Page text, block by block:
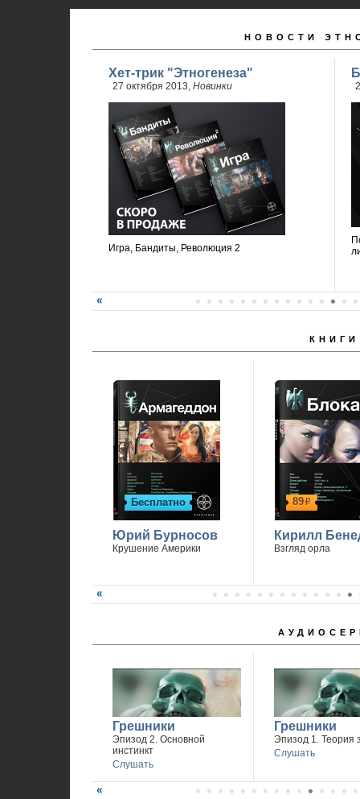
НОВОСТИ
Хет-трик "Этногенеза"
27 октября 2013, Новинки
Игра, Бандиты, Революция 2
КНИГИ
Бесплатно
Юрий Бурносов
Крушение Америки
89р
Кирилл
Взгляд орла
Грешники
Эпизод 2. Основной
инстинкт
Слушать
Грешники
Эпизод 1. Теория
Слушать